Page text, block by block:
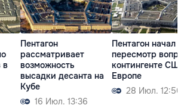
в
Пентагон
рассматривает
возможность
высадки десанта на
Кубе
16 Июл. 13:36
Пентагон начал
пересмотр
контингенте США
Европе
28 Июл. 12:50